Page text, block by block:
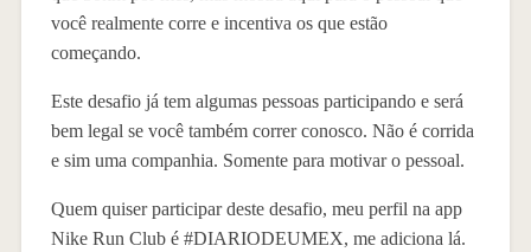
você realmente corre e incentiva os que estão
começando.
Este desafio já tem algumas pessoas participando e será
bem legal se você também correr conosco. Não é corrida
e sim uma companhia. Somente para motivar o pessoal.
Quem quiser participar deste desafio, meu perfil na app
Nike Run Club é #DIARIODEUMEX, me adiciona lá.